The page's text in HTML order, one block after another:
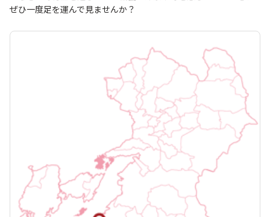
ぜひ一度足を運んで見ませんか？